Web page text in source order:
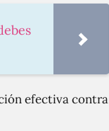
efectiva contra